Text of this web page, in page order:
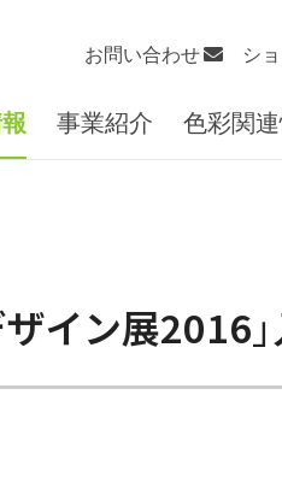
お問い合わせ シ
事業紹介 色彩関
イン展2016